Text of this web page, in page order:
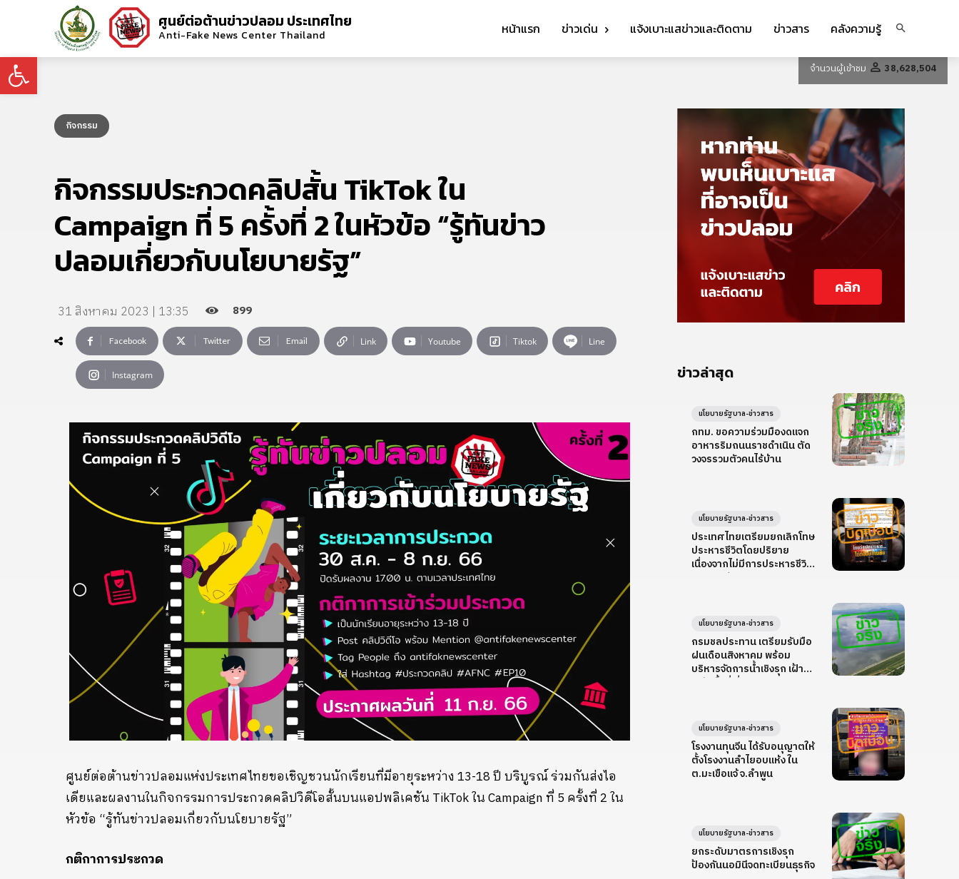
Open toolbar
ศูนย์ต่อต้านข่าวปลอม ประเทศไทย
Anti-Fake News Center Thailand หน้าแรก ข่าวเด่น แจ้งเบาะแสข่าวและติดตาม ข่าวสาร คลังความรู้
จำนวนผู้เข้าชม 38,628,504
กิจกรรม
กิจกรรมประกวดคลิปสั้น TikTok ใน
Campaign ที่ 5 ครั้งที่ 2 ในหัวข้อ “รู้ทันข่าว
ปลอมเกี่ยวกับนโยบายรัฐ”
31 สิงหาคม 2023 | 13:35 899
Facebook Twitter Email Link Youtube Tiktok Line
Instagram
ศูนย์ต่อต้านข่าวปลอมแห่งประเทศไทยขอเชิญชวนนักเรียนที่มีอายุระหว่าง 13-18 ปี บริบูรณ์ ร่วมกันส่งไอ
เดียและผลงานในกิจกรรมการประกวดคลิปวิดีโอสั้นบนแอปพลิเคชัน TikTok ใน Campaign ที่ 5 ครั้งที่ 2 ใน
หัวข้อ “รู้ทันข่าวปลอมเกี่ยวกับนโยบายรัฐ”
กติกาการประกวด
ข่าวล่าสุด
กทม. ขอความร่วมมืองดแจก
อาหารริมถนนราชดำเนิน ตัด
วงจรรวมตัวคนไร้บ้าน
นโยบายรัฐบาล-ข่าวสาร
ประเทศไทยเตรียมยกเลิกโทษ
ประหารชีวิตโดยปริยาย
เนื่องจากไม่มีการประหารชีวิต
ครบ 10 ปี
นโยบายรัฐบาล-ข่าวสาร
กรมชลประทาน เตรียมรับมือ
ฝนเดือนสิงหาคม พร้อม
บริหารจัดการน้ำเชิงรุก เฝ้า
ระวังพื้นที่เสี่ยง
นโยบายรัฐบาล-ข่าวสาร
โรงงานทุนจีน ได้รับอนุญาตให้
ตั้งโรงงานลำไยอบแห้ง ใน
ต.มะเขือแจ้ จ.ลำพูน
นโยบายรัฐบาล-ข่าวสาร
ยกระดับมาตรการเชิงรุก
ป้องกันนอมินีจดทะเบียนธุรกิจ
นโยบายรัฐบาล-ข่าวสาร